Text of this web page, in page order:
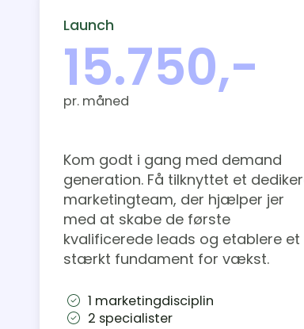
Launch
15.750,-
pr. måned
Kom godt i gang med demand
generation. Få tilknyttet et
marketingteam, der hjælper jer
med at skabe de første
kvalificerede leads og etablere et
stærkt fundament for vækst.
1 marketingdisciplin
2 specialister